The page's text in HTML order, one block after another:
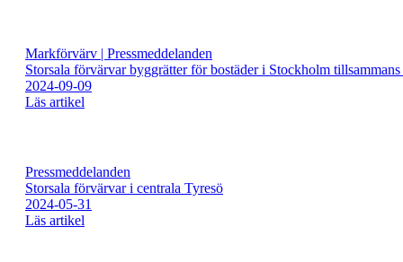
Markförvärv | Pressmeddelanden
Storsala förvärvar byggrätter för bostäder i Stockholm
2024-09-09
Läs artikel
Pressmeddelanden
Storsala förvärvar i centrala Tyresö
2024-05-31
Läs artikel